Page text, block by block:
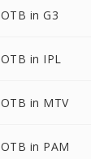
OTB in G3
OTB in IPL
OTB in MTV
OTB in PAM